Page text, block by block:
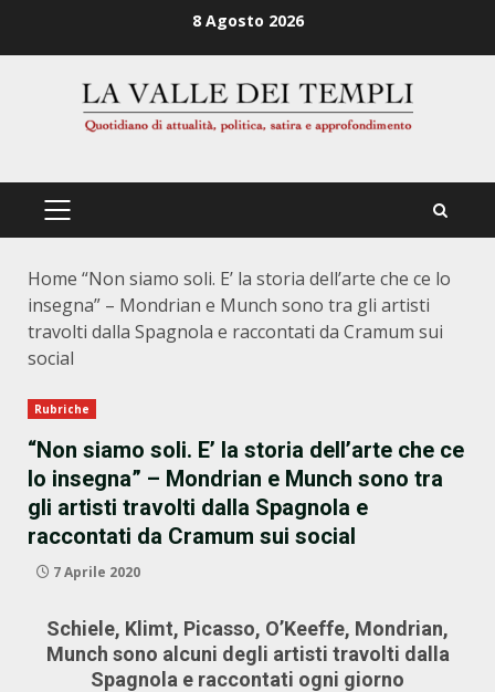
8 Agosto 2026
PRIMÄRES
Home “Non siamo soli. E’ la storia dell’arte che ce lo
insegna” – Mondrian e Munch sono tra gli artisti
travolti dalla Spagnola e raccontati da Cramum sui
social
Rubriche
“Non siamo soli. E’ la storia dell’arte che ce
lo insegna” – Mondrian e Munch sono tra
gli artisti travolti dalla Spagnola e
raccontati da Cramum sui social
7 Aprile 2020
Schiele, Klimt, Picasso, O’Keeffe, Mondrian,
Munch sono alcuni degli artisti travolti dalla
Spagnola e raccontati ogni giorno